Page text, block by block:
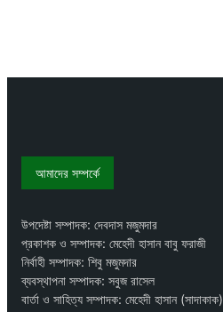
আমাদের সম্পর্কে
উপদেষ্টা সম্পাদক: দেবদাস মজুমদার
প্রকাশক ও সম্পাদক: মেহেদী হাসান বাবু ফরাজী
নির্বাহী সম্পাদক: শিবু মজুমদার
ব্যবস্থাপনা সম্পাদক: সবুজ রাসেল
বার্তা ও সাহিত্য সম্পাদক: মেহেদী হাসান (সাদাকাক)